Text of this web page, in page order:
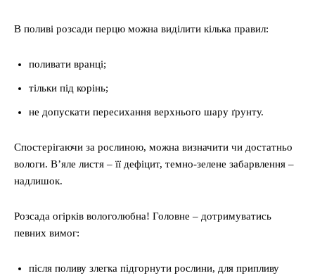
В поливі розсади перцю можна виділити кілька правил:
поливати вранці;
тільки під корінь;
не допускати пересихання верхнього шару ґрунту.
Спостерігаючи за рослиною, можна визначити чи достатньо
вологи. В’яле листя – її дефіцит, темно-зелене забарвлення –
надлишок.
Розсада огірків вологолюбна! Головне – дотримуватись
певних вимог:
після поливу злегка підгорнути рослини, для припливу